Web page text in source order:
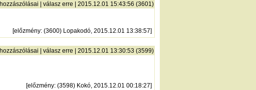
hozzászólásai válasz erre | 2015.12.01 15:43:56 (3601)
[előzmény: (3600) Lopakodó, 2015.12.01 13:38:57]
hozzászólásai válasz erre | 2015.12.01 13:30:53 (3599)
[előzmény: (3598) Kokó, 2015.12.01 00:18:27]